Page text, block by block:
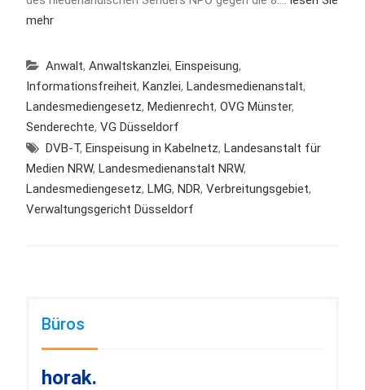
mehr
Anwalt, Anwaltskanzlei, Einspeisung,
Informationsfreiheit, Kanzlei, Landesmedienanstalt,
Landesmediengesetz, Medienrecht, OVG Münster,
Senderechte, VG Düsseldorf
DVB-T, Einspeisung in Kabelnetz, Landesanstalt für
Medien NRW, Landesmedienanstalt NRW,
Landesmediengesetz, LMG, NDR, Verbreitungsgebiet,
Verwaltungsgericht Düsseldorf
Büros
horak.